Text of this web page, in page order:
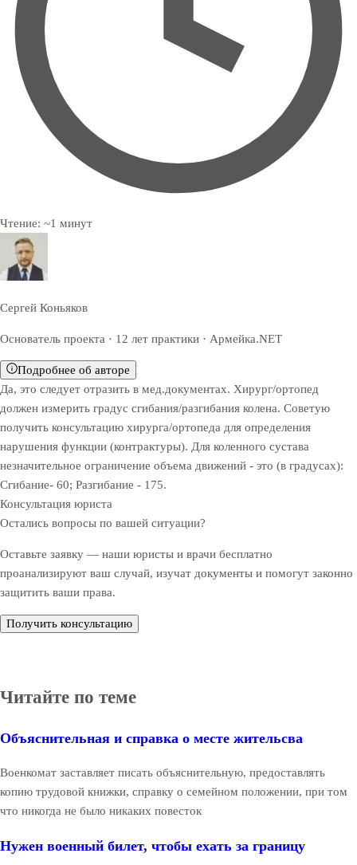
Чтение: ~1 минут
Сергей Коньяков
Основатель проекта · 12 лет практики · Армейка.NET
Подробнее об авторе
Да, это следует отразить в мед.документах. Хирург/ортопед
должен измерить градус сгибания/разгибания колена. Советую
получить консультацию хирурга/ортопеда для определения
нарушения функции (контрактуры). Для коленного сустава
незначительное ограничение объема движений - это (в градусах):
Сгибание- 60; Разгибание - 175.
Консультация юриста
Остались вопросы по вашей ситуации?
Оставьте заявку — наши юристы и врачи бесплатно
проанализируют ваш случай, изучат документы и помогут законно
защитить ваши права.
Получить консультацию
Читайте по теме
Объяснительная и справка о месте жительсва
Военкомат заставляет писать объяснительную, предоставлять
копию трудовой книжки, справку о семейном положении, при том
что никогда не было никаких повесток
Нужен военный билет, чтобы ехать за границу